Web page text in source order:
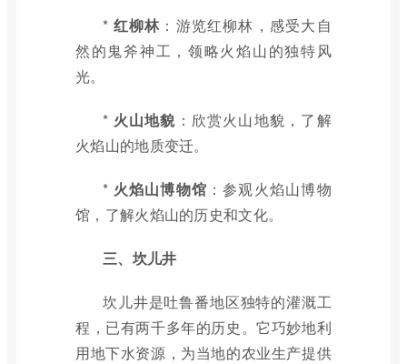
* 红柳林 ：游览红柳林，感受大自
然的鬼斧神工，领略火焰山的独特风
光。
* 火山地貌 ：欣赏火山地貌，了解
火焰山的地质变迁。
* 火焰山博物馆 ：参观火焰山博物
馆，了解火焰山的历史和文化。
三、坎儿井
坎儿井是吐鲁番地区独特的灌溉工
程，已有两千多年的历史。它巧妙地利
用地下水资源，为当地的农业生产提供